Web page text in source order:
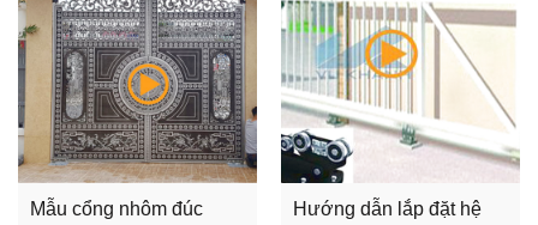
Mẫu cổng nhôm đúc
Hướng dẫn lắp đặt hệ